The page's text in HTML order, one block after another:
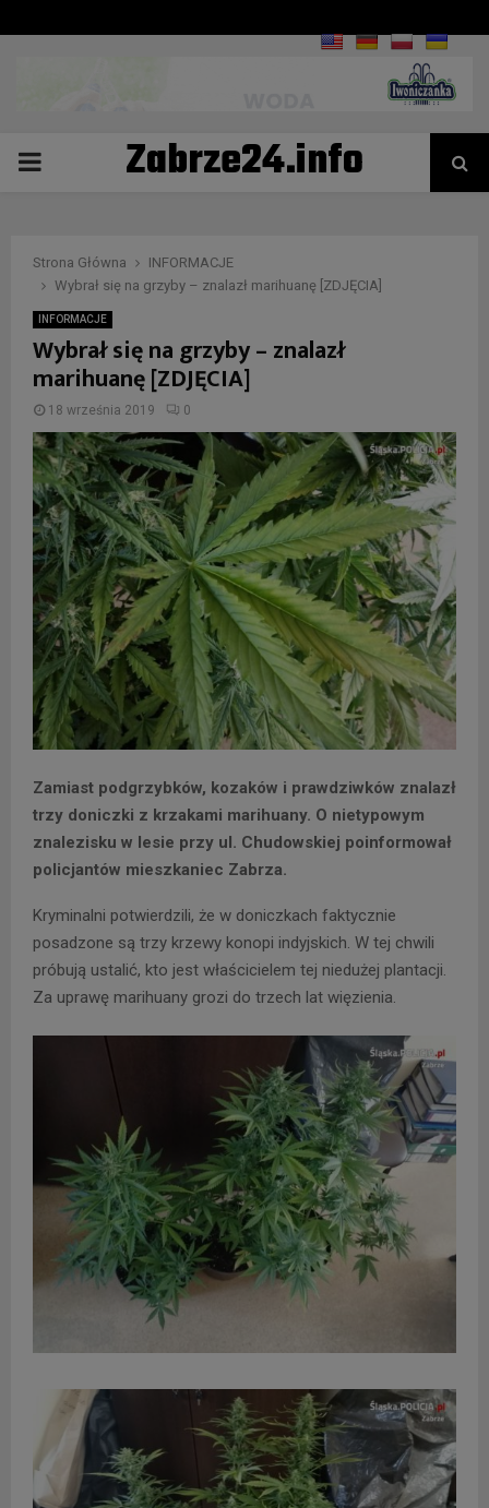
PRIMARYZabrze24.info
Strona Główna
INFORMACJE
Wybrał się na grzyby – znalazł marihuanę [ZDJĘCIA]
INFORMACJE
Wybrał się na grzyby – znalazł
marihuanę [ZDJĘCIA]
18 września 2019 0
Zamiast podgrzybków, kozaków i prawdziwków znalazł
trzy doniczki z krzakami marihuany. O nietypowym
znalezisku w lesie przy ul. Chudowskiej poinformował
policjantów mieszkaniec Zabrza.
Kryminalni potwierdzili, że w doniczkach faktycznie
posadzone są trzy krzewy konopi indyjskich. W tej chwili
próbują ustalić, kto jest właścicielem tej niedużej plantacji.
Za uprawę marihuany grozi do trzech lat więzienia.